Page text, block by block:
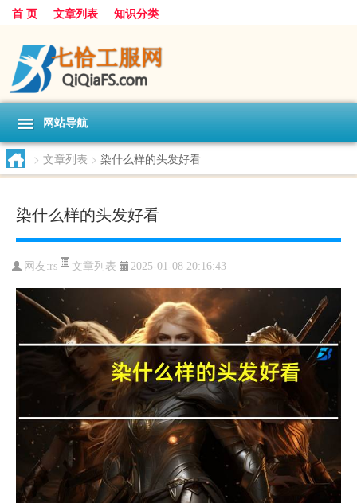
首 页 文章列表 知识分类
网站导航
> 文章列表 > 染什么样的头发好看
染什么样的头发好看
网友:rs 文章列表 2025-01-08 20:16:43